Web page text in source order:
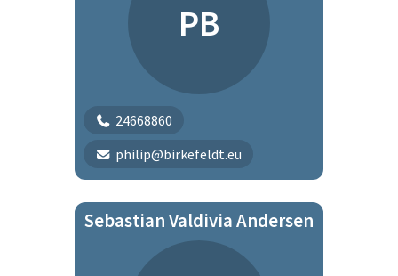
PB
24668860
philip@birkefeldt.eu
Sebastian Valdivia Andersen